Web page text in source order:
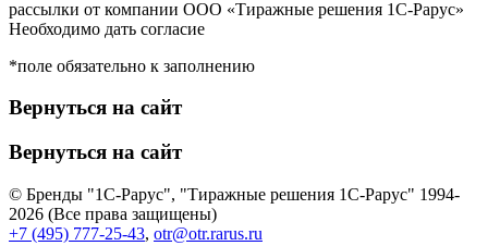
рассылки от компании ООО «Тиражные решения 1С-Рарус»
Необходимо дать согласие
*поле обязательно к заполнению
Вернуться на сайт
Вернуться на сайт
© Бренды "1С-Рарус", "Тиражные решения 1С-Рарус" 1994-
2026 (Все права защищены)
+7 (495) 777-25-43, otr@otr.rarus.ru